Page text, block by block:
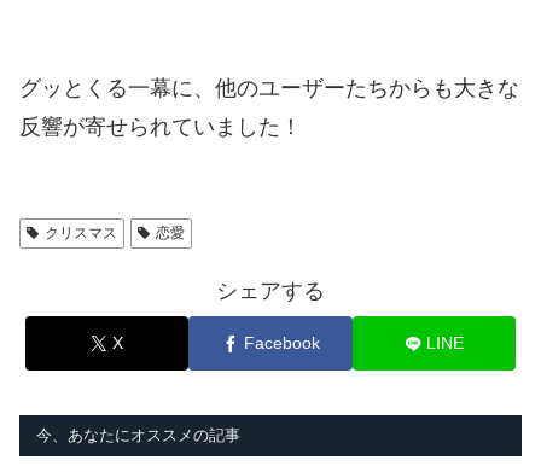
グッとくる一幕に、他のユーザーたちからも大きな
反響が寄せられていました！
クリスマス 恋愛
シェアする
X Facebook LINE
今、あなたにオススメの記事